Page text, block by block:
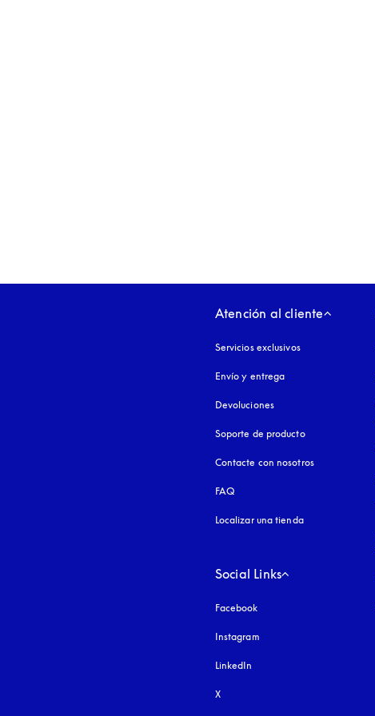
Atención al cliente
Servicios exclusivos
Envío y entrega
Devoluciones
Soporte de producto
Contacte con nosotros
FAQ
Localizar una tienda
Social Links
Facebook
Instagram
LinkedIn
X